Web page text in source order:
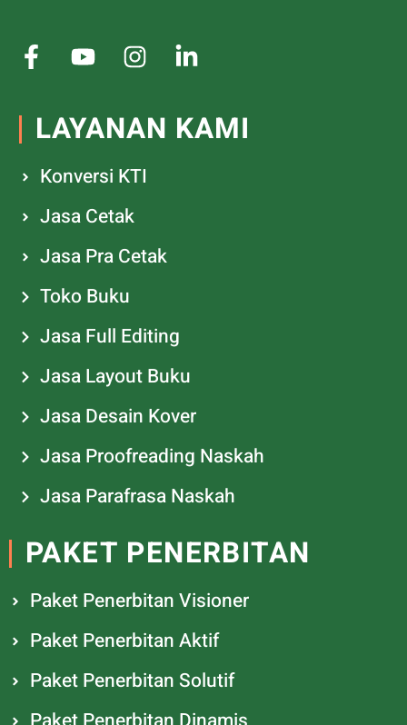
LAYANAN KAMI
Konversi KTI
Jasa Cetak
Jasa Pra Cetak
Toko Buku
Jasa Full Editing
Jasa Layout Buku
Jasa Desain Kover
Jasa Proofreading Naskah
Jasa Parafrasa Naskah
PAKET PENERBITAN
Paket Penerbitan Visioner
Paket Penerbitan Aktif
Paket Penerbitan Solutif